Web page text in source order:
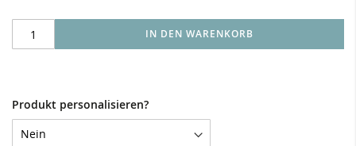
IN DEN WARENKORB
Produkt personalisieren?